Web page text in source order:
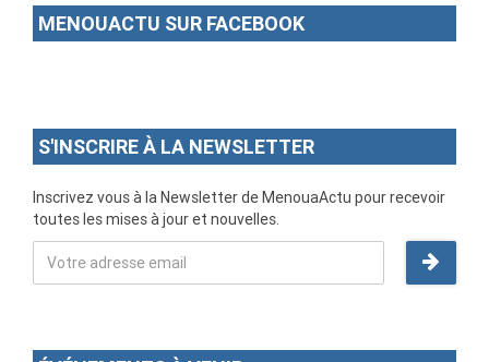
MENOUACTU SUR FACEBOOK
S'INSCRIRE À LA NEWSLETTER
Inscrivez vous à la Newsletter de MenouaActu pour recevoir
toutes les mises à jour et nouvelles.